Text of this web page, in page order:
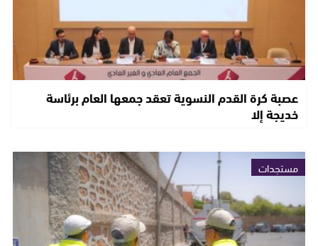
عصبة كرة القدم النسوية تعقد جمعها العام برئاسة
خديجة إلا
مستجدات